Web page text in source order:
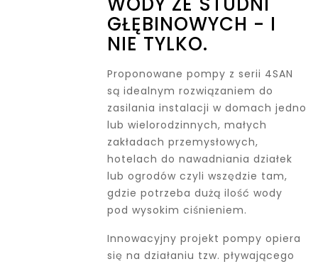
GŁĘBINOWYCH - I
NIE TYLKO.
Proponowane pompy z serii 4SAN
są idealnym rozwiązaniem do
zasilania instalacji w domach jedno
lub wielorodzinnych, małych
zakładach przemysłowych,
hotelach do nawadniania działek
lub ogrodów czyli wszędzie tam,
gdzie potrzeba dużą ilość wody
pod wysokim ciśnieniem.
Innowacyjny projekt pompy opiera
się na działaniu tzw. pływającego